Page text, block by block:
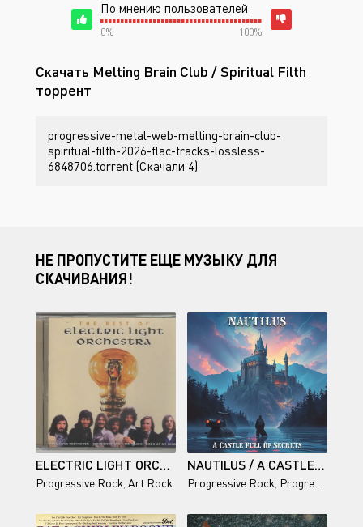
По мнению пользователей
0% 100%
Скачать Melting Brain Club / Spiritual Filth
торрент
progressive-metal-web-melting-brain-club-
spiritual-filth-2026-flac-tracks-lossless-
6848706.torrent (Скачали 4)
НЕ ПРОПУСТИТЕ ЕЩЕ МУЗЫКУ ДЛЯ
СКАЧИВАНИЯ!
ELECTRIC LIGHT ORCHESTRA / THE BEST OF
Progressive Rock Art Rock
NAUTILUS / A CASTLE FULL OF SECRETS
Progressive Rock Progressive Electronic